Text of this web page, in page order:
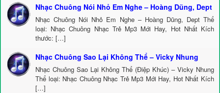
Nhạc Chuông Nói Nhỏ Em Nghe – Hoàng Dũng, Dept
Nhạc Chuông Nói Nhỏ Em Nghe – Hoàng Dũng, Dept Thể
loại: Nhạc Chuông Nhạc Trẻ Mp3 Mới Hay, Hot Nhất Kích
thước: […]
Nhạc Chuông Sao Lại Không Thể – Vicky Nhung
Nhạc Chuông Sao Lại Không Thể (Điệp Khúc) – Vicky Nhung
Thể loại: Nhạc Chuông Nhạc Trẻ Mp3 Mới Hay, Hot Nhất Kích
[…]